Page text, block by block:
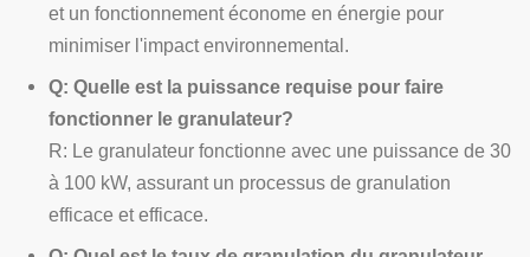
et un fonctionnement économe en énergie pour
minimiser l'impact environnemental.
Q: Quelle est la puissance requise pour faire
fonctionner le granulateur?
R: Le granulateur fonctionne avec une puissance de 30
à 100 kW, assurant un processus de granulation
efficace et efficace.